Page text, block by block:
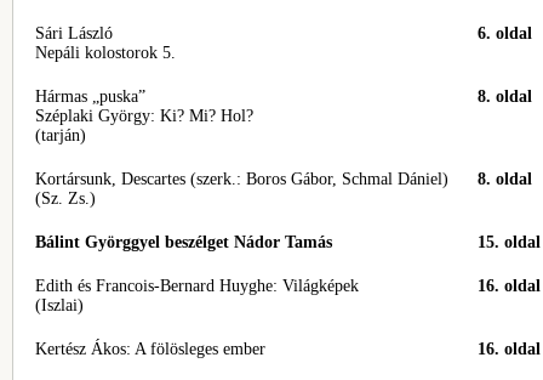
Sári László
Nepáli kolostorok 5.
6. oldal
Hármas „puska”
Széplaki György: Ki? Mi? Hol?
(tarján)
8. oldal
Kortársunk, Descartes (szerk.: Boros Gábor, Schmal Dániel)
(Sz. Zs.)
8. oldal
Bálint Györggyel beszélget Nádor Tamás 15. oldal
Edith és Francois-Bernard Huyghe: Világképek
(Iszlai)
16. oldal
Kertész Ákos: A fölösleges ember 16. oldal